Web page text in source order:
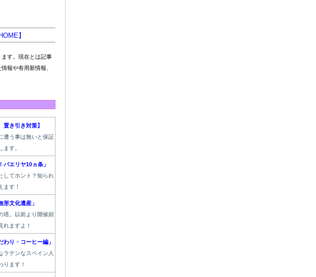
】
す。現在とは記事
報や有用新情報、
置き引き対策】
遭う事は無いと保証
ます。
パエリヤ10ヵ条」
してホント？知られ
ます！
形文化遺産」
塔。以前より開催頻
れますよ！
わり・コーヒー編」
ラテンなスペイン人
ります ！